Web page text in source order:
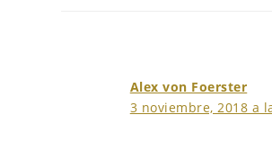
Alex von Foerster
3 noviembre, 2018 a